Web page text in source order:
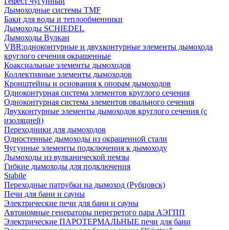
Дымоходные системы TMF
Баки для воды и теплообменники
Дымоходы SCHIEDEL
Дымоходы Вулкан
VBR:одноконтурные и двухконтурные элементы дымохода
круглого сечения окрашенные
Коаксиальные элементы дымоходов
Коллективные элементы дымоходов
Кронштейны и основания к опорам дымоходов
Одноконтурная система элементов круглого сечения
Одноконтурная система элементов овального сечения
Двухконтурные элементы дымоходов круглого сечения (с
изоляцией)
Переходники для дымоходов
Одностенные дымоходы из окрашенной стали
Чугунные элементы подключения к дымоходу
Дымоходы из вулканической пемзы
Гибкие дымоходы для подключения
Stabile
Переходные патрубки на дымоход (Рубцовск)
Печи для бани и сауны
Электрические печи для бани и сауны
Автономные генераторы перегретого пара АЭГПП
Электрические ПАРОТЕРМАЛЬНЫЕ печи для бани